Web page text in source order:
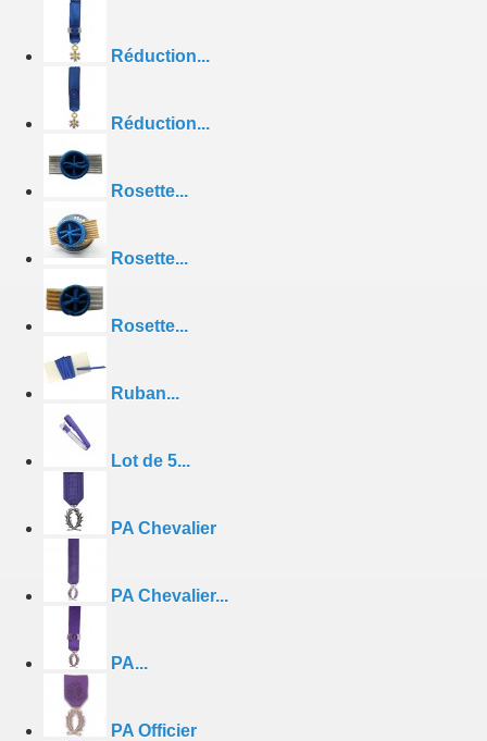
Réduction...
Réduction...
Rosette...
Rosette...
Rosette...
Ruban...
Lot de 5...
PA Chevalier
PA Chevalier...
PA...
PA Officier